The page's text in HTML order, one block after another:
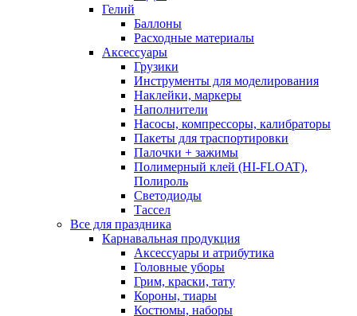
Гелий
Баллоны
Расходные материалы
Аксессуары
Грузики
Инструменты для моделирования
Наклейки, маркеры
Наполнители
Насосы, компрессоры, калибраторы
Пакеты для траспортировки
Палочки + зажимы
Полимерный клей (HI-FLOAT),
Полироль
Светодиоды
Тассел
Все для праздника
Карнавальная продукция
Аксессуары и атрибутика
Головные уборы
Грим, краски, тату
Короны, тиары
Костюмы, наборы